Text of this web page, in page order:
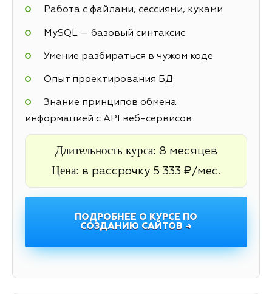
Работа с файлами, сессиями, куками
MySQL — базовый синтаксис
Умение разбираться в чужом коде
Опыт проектирования БД
Знание принципов обмена
информацией с API веб-сервисов
Длительность курса: 8 месяцев
Цена: в рассрочку 5 333 ₽/мес.
ПОДРОБНЕЕ О КУРСЕ ПО
СОЗДАНИЮ САЙТОВ →